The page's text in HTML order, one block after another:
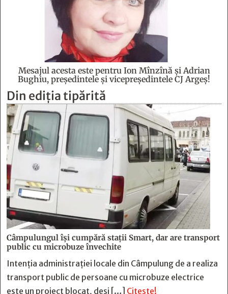
Mesajul acesta este pentru Ion Mînzînă şi Adrian
Bughiu, preşedintele şi vicepreşedintele CJ Argeş!
Din ediția tipărită
Câmpulungul îşi cumpără staţii Smart, dar are transport
public cu microbuze învechite
Intenția administrației locale din Câmpulung de a realiza
transport public de persoane cu microbuze electrice
este un proiect blocat, deși […] Citește!